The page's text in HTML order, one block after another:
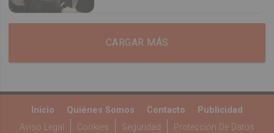
CARGAR MÁS
Inicio Quiénes Somos Contacto
Publicidad
Aviso Legal
Cookies Seguridad Protección De Datos